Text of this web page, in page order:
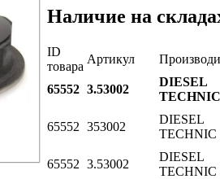
Наличие на
ID
товара
Артикул
65552 3.53002
DIESEL
TECHNIC
65552 353002
DIESEL
TECHNIC
65552 3.53002
DIESEL
TECHNIC